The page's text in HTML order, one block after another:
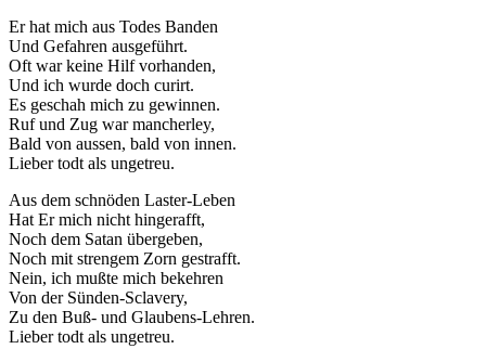
Er hat mich aus Todes Banden
Und Gefahren ausgeführt.
Oft war keine Hilf vorhanden,
Und ich wurde doch curirt.
Es geschah mich zu gewinnen.
Ruf und Zug war mancherley,
Bald von aussen, bald von innen.
Lieber todt als ungetreu.
Aus dem schnöden Laster-Leben
Hat Er mich nicht hingerafft,
Noch dem Satan übergeben,
Noch mit strengem Zorn gestrafft.
Nein, ich mußte mich bekehren
Von der Sünden-Sclavery,
Zu den Buß- und Glaubens-Lehren.
Lieber todt als ungetreu.